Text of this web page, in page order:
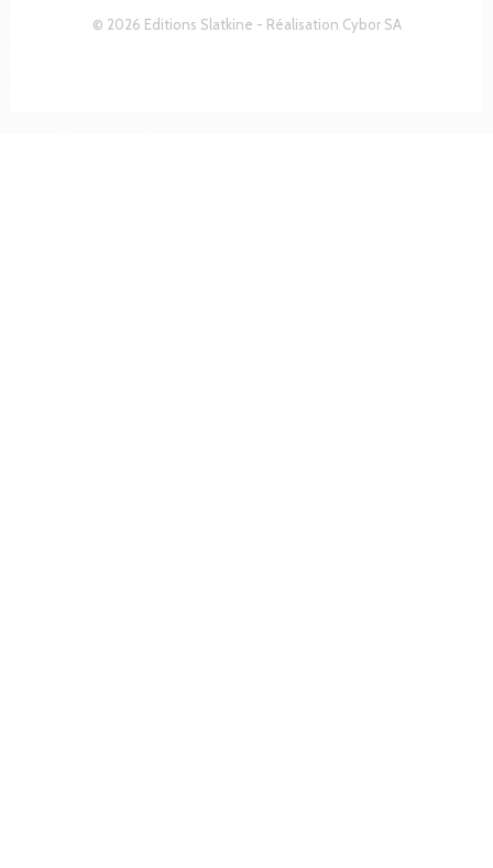
© 2026 Editions Slatkine - Réalisation Cybor SA